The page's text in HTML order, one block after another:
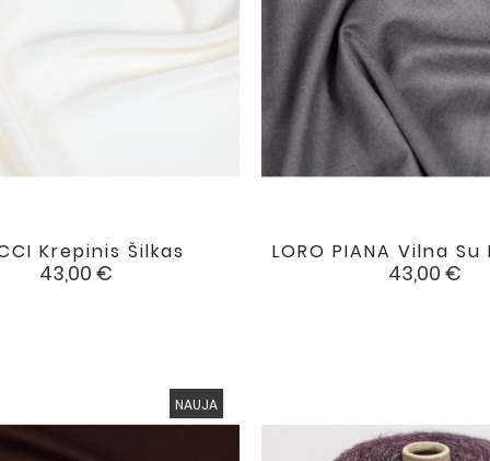
Krepinis Šilkas
Kaina
43,00 €
 LORO PIANA Vilna
Kaina
43,00 €

NAUJA